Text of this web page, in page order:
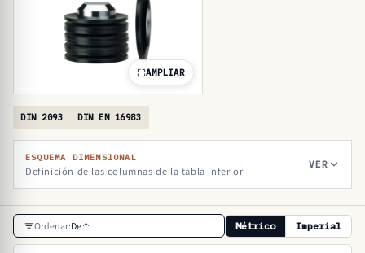
AMPLIAR
DIN 2093 DIN EN 16983
ESQUEMA DIMENSIONAL
Definición de las columnas de la tabla inferior
VER
T
a
Ordenar:De Métrico Imperial